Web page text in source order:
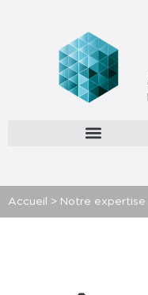
Accueil > Notre expertise